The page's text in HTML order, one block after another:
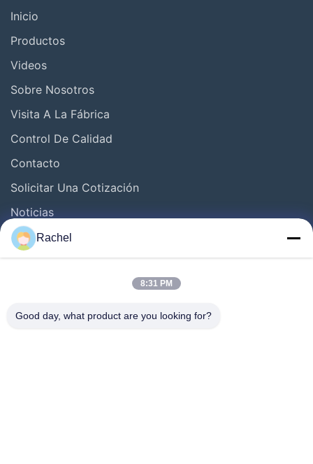
sofá de lino
Inicio
Productos
Videos
Sobre Nosotros
Visita A La Fábrica
Control De Calidad
Contacto
Solicitar Una Cotización
Noticias
Síguenos.
Rachel
8:31 PM
Good day, what product are you looking for?